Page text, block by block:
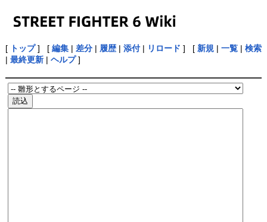
[ トップ] [ 編集| 差分| 履歴| 添付| リロード ] [ 新規| 一覧| 検索
| 最終更新| ヘルプ]